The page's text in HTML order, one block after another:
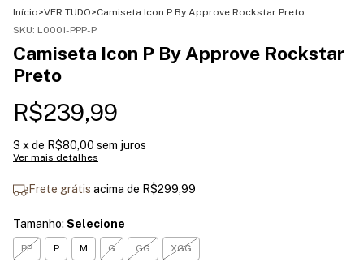
Início>VER TUDO>Camiseta Icon P By Approve Rockstar Preto
SKU: L0001-PPP-P
Camiseta Icon P By Approve Rockstar
Preto
R$239,99
3 x de R$80,00 sem juros
Ver mais detalhes
Frete grátis acima de R$299,99
Tamanho: Selecione
PP P M G GG XGG